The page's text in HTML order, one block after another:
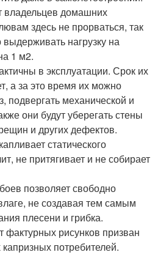
владельцев домашних
здесь не прорваться, так
выдерживать нагрузку на
1 м2.
в эксплуатации. Срок их
а за это время их можно
подвергать механической и
они будут уберегать стены
и других дефектов.
статического
не притягивает и не собирает
позволяет свободно
не создавая тем самым
плесени и грибка.
фактурных рисунков призван
потребителей.